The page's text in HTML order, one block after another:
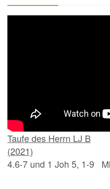
Taufe des Herrn LJ B
(2021) zu:
4.6-7 und 1 Joh 5, 1-9